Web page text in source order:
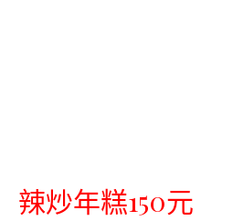
辣炒年糕150元